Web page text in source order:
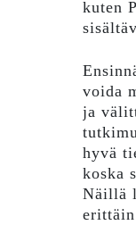
kuten
voida
ja
hyvä
koska
Näillä